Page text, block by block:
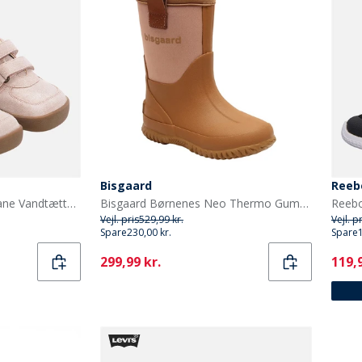
Bundgaard Baby Piger Lane Vandtætte Sko Old Rose Glitter
Bisgaard
Bisgaard Børnenes Neo Thermo Gummistøvler Nud
Vejl. pris529,99 kr.
Spare230,00 kr.
Current
299,99 kr.
Vejl.
Spare